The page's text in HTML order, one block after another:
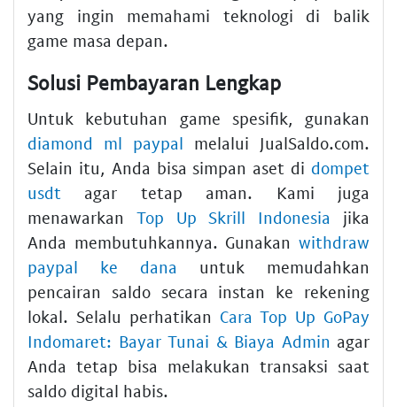
yang ingin memahami teknologi di balik
game masa depan.
Solusi Pembayaran Lengkap
Untuk kebutuhan game spesifik, gunakan
diamond ml paypal melalui JualSaldo.com.
Selain itu, Anda bisa simpan aset di dompet
usdt agar tetap aman. Kami juga
menawarkan Top Up Skrill Indonesia jika
Anda membutuhkannya. Gunakan withdraw
paypal ke dana untuk memudahkan
pencairan saldo secara instan ke rekening
lokal. Selalu perhatikan Cara Top Up GoPay
Indomaret: Bayar Tunai & Biaya Admin agar
Anda tetap bisa melakukan transaksi saat
saldo digital habis.